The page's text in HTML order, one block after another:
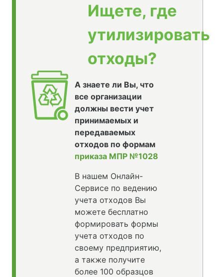
Ищете, где
утилизировать
отходы?
А знаете ли Вы, что
все организации
должны вести учет
принимаемых и
передаваемых
отходов по формам
приказа МПР №1028
В нашем Онлайн-
Сервисе по ведению
учета отходов Вы
можете бесплатно
формировать формы
учета отходов по
своему предприятию,
а также получите
более 100 образцов